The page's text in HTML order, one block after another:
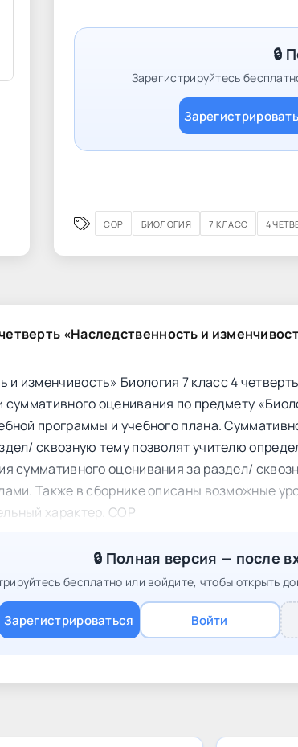
🔒
Зарегистрируйтесь
СОР БИОЛОГИЯ 7 КЛАСС 4
«Наследственность и
изменчивость» Биология 7 класс 4
оценивания по предмету
программы и учебного плана.
сквозную тему позволят учителю
суммативного оценивания за раздел/
Также в сборнике описаны возможные
характер. СОР
🔒 Полная версия — после
бесплатно или войдите, чтобы открыть
Зарегистрироваться Войти